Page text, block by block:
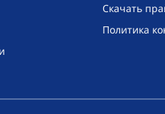
Скачать
Политика